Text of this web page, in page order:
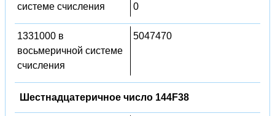
системе счисления
0
1331000 в
восьмеричной системе
счисления
5047470
Шестнадцатеричное число 144F38